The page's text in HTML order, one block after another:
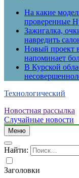
На какие
проверенные
Зажигалка,
навредить
Новый проект
напоминает
В Курской
Технологический
Новостная рассылка
Случайные новости
Меню
Найти:
Заголовки